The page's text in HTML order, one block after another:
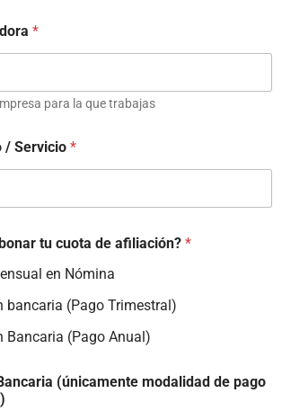
*
para la que trabajas
/ Servicio *
tu cuota de afiliación? *
en Nómina
bancaria (Pago Trimestral)
Bancaria (Pago Anual)
(únicamente modalidad de pago